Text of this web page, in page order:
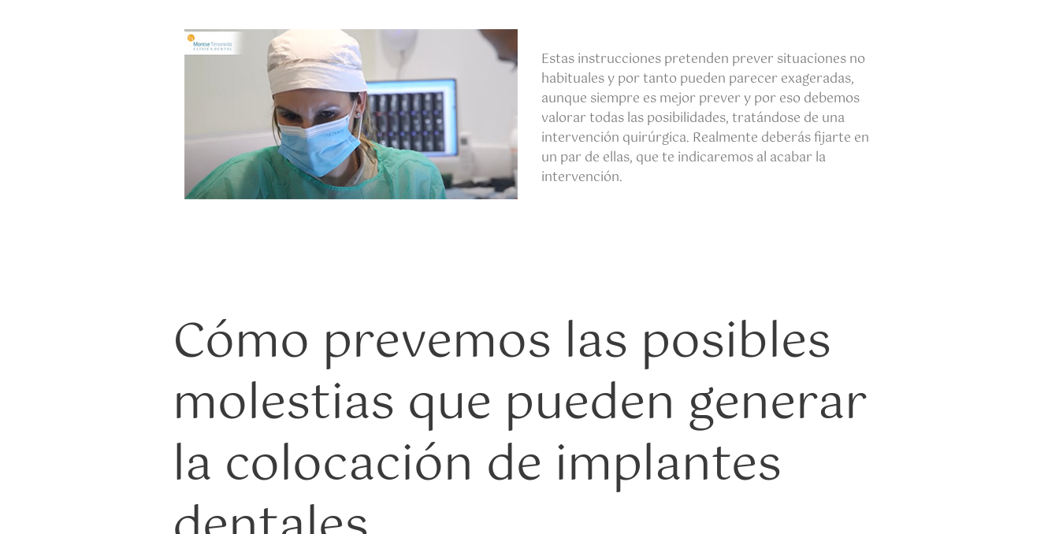
Estas instrucciones pretenden prever situaciones no
habituales y por tanto pueden parecer exageradas,
aunque siempre es mejor prever y por eso debemos
valorar todas las posibilidades, tratándose de una
intervención quirúrgica. Realmente deberás fijarte en
un par de ellas, que te indicaremos al acabar la
intervención.
Cómo prevemos las posibles
molestias que pueden generar
la colocación de implantes